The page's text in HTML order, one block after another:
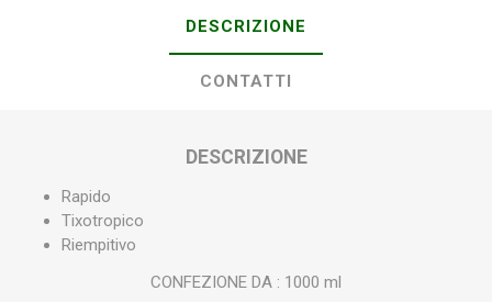
DESCRIZIONE
CONTATTI
DESCRIZIONE
Rapido
Tixotropico
Riempitivo
CONFEZIONE DA : 1000 ml